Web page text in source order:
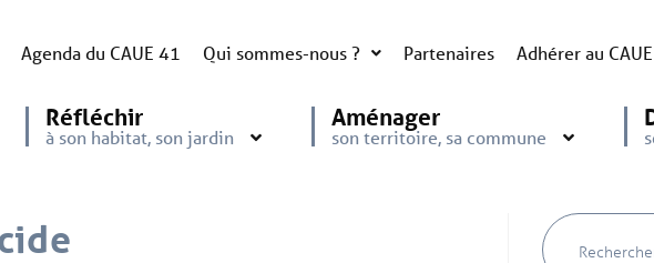
Agenda du CAUE 41 Qui sommes-nous ? Partenaires Adhérer au
Réfléchir
à son habitat, son jardin
Aménager
son territoire, sa commune